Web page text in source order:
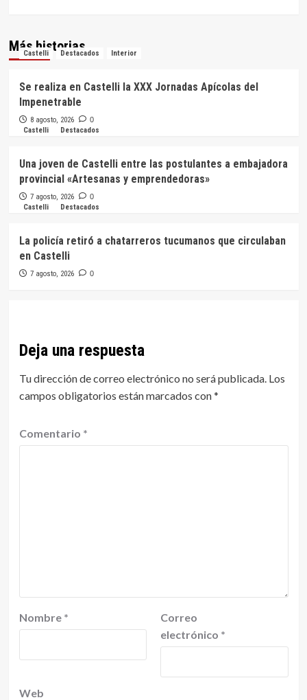
Más historias
Castelli Destacados Interior
Se realiza en Castelli la XXX Jornadas Apícolas del
Impenetrable
8 agosto, 2026 0
Castelli Destacados
Una joven de Castelli entre las postulantes a embajadora
provincial «Artesanas y emprendedoras»
7 agosto, 2026 0
Castelli Destacados
La policía retiró a chatarreros tucumanos que circulaban
en Castelli
7 agosto, 2026 0
Deja una respuesta
Tu dirección de correo electrónico no será publicada. Los
campos obligatorios están marcados con*
Comentario *
Nombre *
Correo
electrónico *
Web